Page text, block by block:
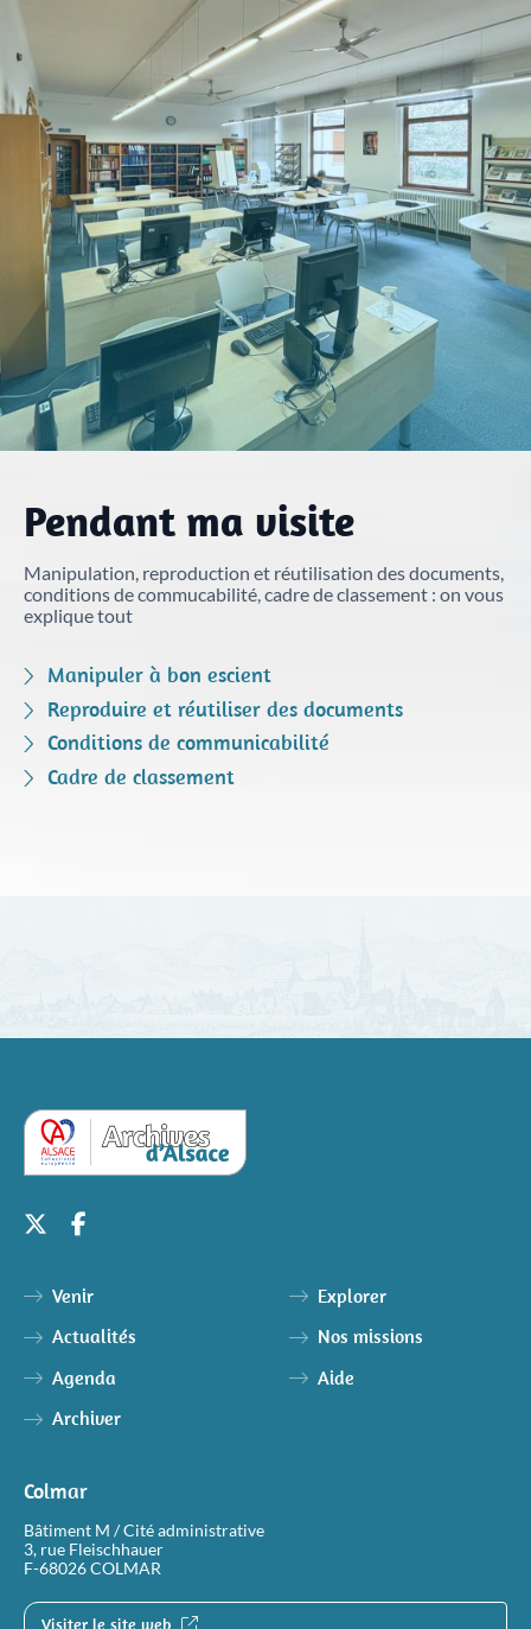
Pendant ma visite
Manipulation, reproduction et réutilisation des documents,
conditions de commucabilité, cadre de classement : on vous
explique tout
Manipuler à bon escient
Reproduire et réutiliser des documents
Conditions de communicabilité
Cadre de classement
Venir
Actualités
Agenda
Archiver
Explorer
Nos missions
Aide
Colmar
Bâtiment M / Cité administrative
3, rue Fleischhauer
F-68026 COLMAR
Visiter le site web